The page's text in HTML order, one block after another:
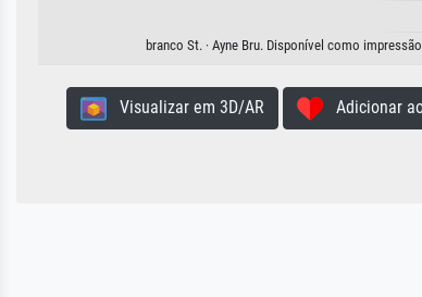
branco St. · Ayne Bru. Disponível como
Visualizar em 3D/AR Adicionar